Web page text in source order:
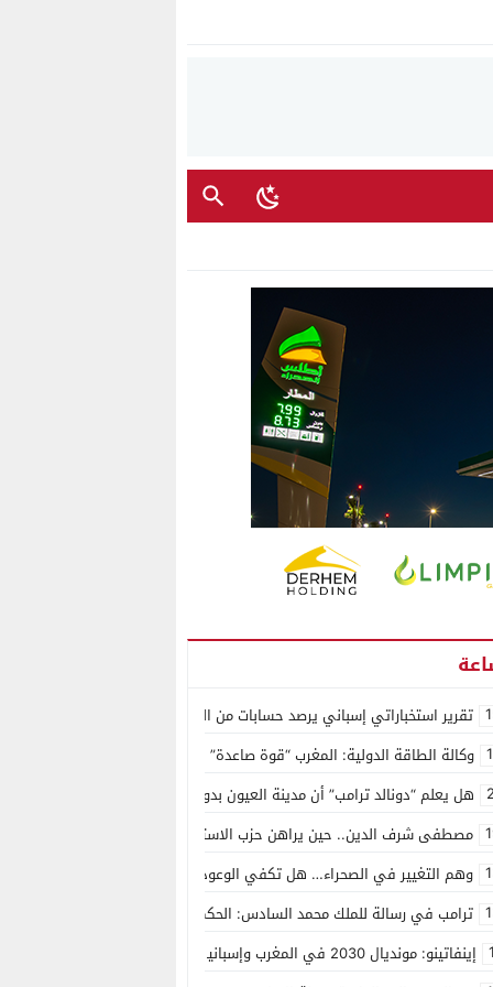
تقرير استخباراتي إسباني يرصد حسابات من الجزائر وأرقاما بـ”213+” ضمن حملة رقمية منظمة حرّضت على اقتحام سبتة
وكالة الطاقة الدولية: المغرب “قوة صاعدة” في سوق المعادن الاستراتيجية
هل يعلم “دونالد ترامب” أن مدينة العيون بدون ماء؟
مصطفى شرف الدين.. حين يراهن حزب الاستقلال على الكفاءة ويمنح الشباب
وهم التغيير في الصحراء… هل تكفي الوعود الفارغة لصناعة الواقع؟
ترامب في رسالة للملك محمد السادس: الحكم الذاتي هو الأساس الوحيد لحل
إينفاتينو: مونديال 2030 في المغرب وإسبانيا والبرتغال سيكون “الأجمل في التاريخ”